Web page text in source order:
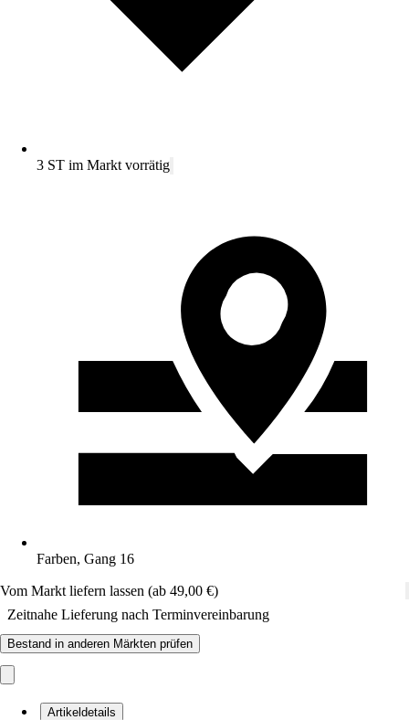
3 ST im Markt vorrätig
Farben, Gang 16
Vom Markt liefern lassen (ab 49,00 €)
Zeitnahe Lieferung nach Terminvereinbarung
Bestand in anderen Märkten prüfen
Artikeldetails